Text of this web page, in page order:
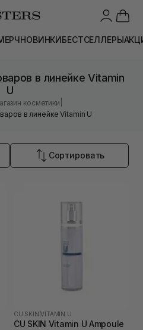
НОВИНКИБЕСТСЕЛЛЕРЫ
в линейке Vitamin
U
косметики
в линейке Vitamin U
Сортировать
CU SKIN |VITAMIN U
CU SKIN Vitamin U Ampoule